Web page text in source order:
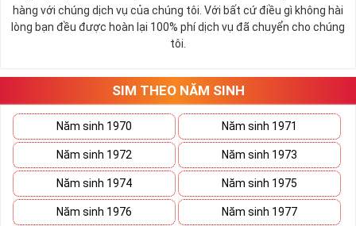
Số 2 còn biểu trưng cho lòng tốt, sự ổn định và tính hai mặt của
mọi vấn đề. Số 2 giúp cho họ có được sự lựa chọn, để đưa ra
những hướng giải quyết đúng đắn nhắt.
tứ 2 cùng xuất hiện trong một dãy số sim càng giúp cho ý nghĩa
sim tứ quýtăng lên gấp bội. Sở hữu sim Tứ Quý 2 giúp khích lệ tinh
thần người sở hữu là không sợ bất cứ điều gì mà hãy cứ làm thì
mọi điều tốt đẹp và may mắn ắt sẽ đến.
Lợi ích sim Tứ Quý 2 mang lại là gì?
hàng với chúng dịch vụ của chúng tôi. Với bất cứ điều gì không hài
lòng bạn đều được hoàn lại 100% phí dịch vụ đã chuyển cho chúng
tôi.
SIM THEO NĂM SINH
Năm sinh 1970 Năm sinh 1971
Năm sinh 1972 Năm sinh 1973
Năm sinh 1974 Năm sinh 1975
Năm sinh 1976 Năm sinh 1977